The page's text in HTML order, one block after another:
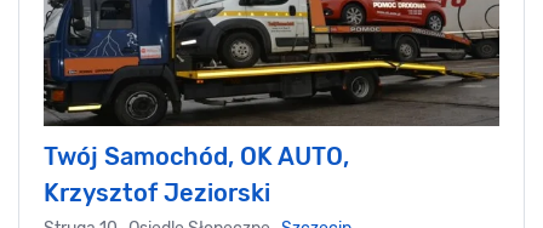
Twój Samochód, OK AUTO,
Krzysztof Jeziorski